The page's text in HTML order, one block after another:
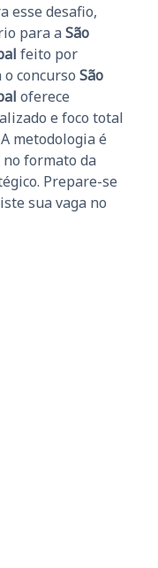
esse desafio,
para a São
feito por
concurso São
oferece
e foco total
metodologia é
formato da
Prepare-se
sua vaga no